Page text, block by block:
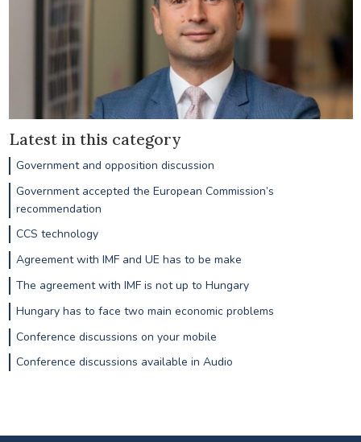
Latest in this category
Government and opposition discussion
Government accepted the European Commission’s
recommendation
CCS technology
Agreement with IMF and UE has to be make
The agreement with IMF is not up to Hungary
Hungary has to face two main economic problems
Conference discussions on your mobile
Conference discussions available in Audio